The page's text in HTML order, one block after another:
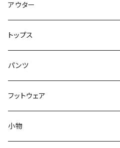
アウター
トップス
パンツ
フットウェア
小物